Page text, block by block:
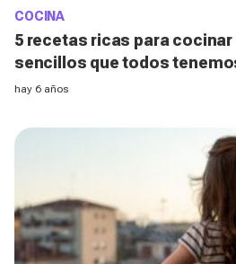
COCINA
5 recetas ricas para
sencillos que todos
hay 6 años